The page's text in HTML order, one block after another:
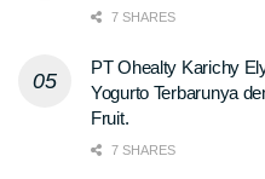
7 SHARES
PT Ohealty Karichy
Yogurto Terbarunya
Fruit.
7 SHARES